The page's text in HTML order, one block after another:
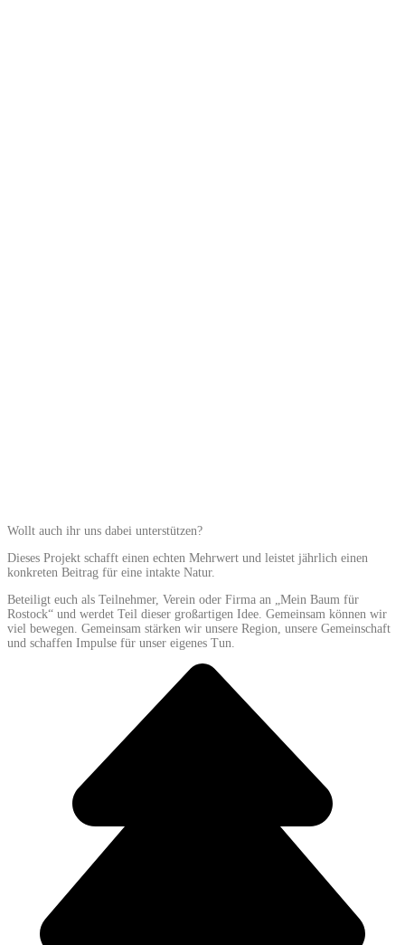
Wollt auch ihr uns dabei unterstützen?
Dieses Projekt schafft einen echten Mehrwert und leistet jährlich einen
konkreten Beitrag für eine intakte Natur.
Beteiligt euch als Teilnehmer, Verein oder Firma an „Mein Baum für
Rostock“ und werdet Teil dieser großartigen Idee. Gemeinsam können wir
viel bewegen. Gemeinsam stärken wir unsere Region, unsere Gemeinschaft
und schaffen Impulse für unser eigenes Tun.